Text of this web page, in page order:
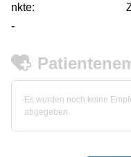
nkte:
-
Es wurden noch keine
abgegeben.